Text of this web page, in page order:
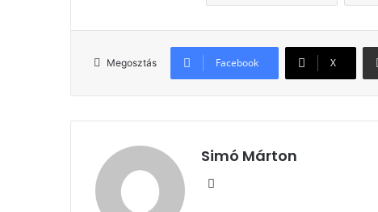
Megosztás Facebook X
Simó Márton